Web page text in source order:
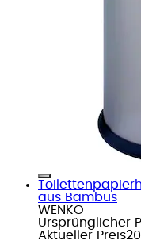
aus Bambus
WENKO
Ursprünglicher
Aktueller Preis